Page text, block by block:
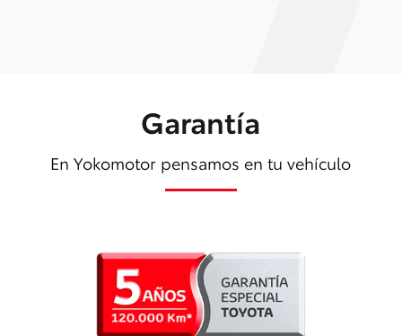
Garantía
En Yokomotor pensamos en tu vehículo